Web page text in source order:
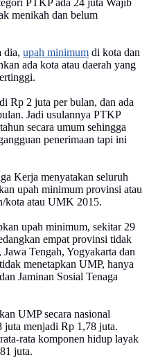
PTKP ada 24 juta Wajib
menikah dan belum
dia, upah minimum di kota dan
ada kota atau daerah yang
Rp 2 juta per bulan, dan ada
Jadi usulannya PTKP
secara umum sehingga
penerimaan tapi ini
Kerja menyatakan seluruh
upah minimum provinsi atau
kota atau UMK 2015.
upah minimum, sekitar 29
empat provinsi tidak
Tengah, Yogyakarta dan
menetapkan UMP, hanya
Jaminan Sosial Tenaga
UMP secara nasional
juta menjadi Rp 1,78 juta.
rata komponen hidup layak
juta.